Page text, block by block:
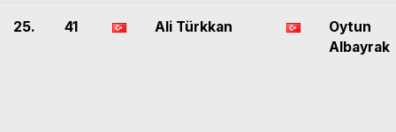
25. 41 Ali Türkkan
Oytun
Albayrak